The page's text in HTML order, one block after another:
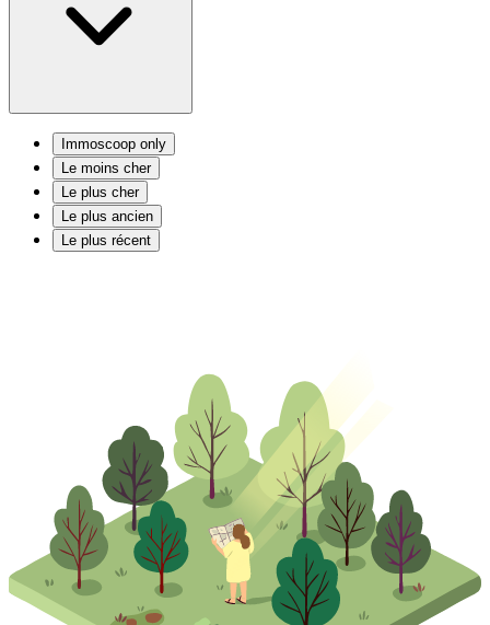
Immoscoop only
Le moins cher
Le plus cher
Le plus ancien
Le plus récent